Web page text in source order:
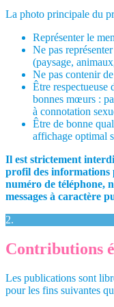
La photo principale du
Représenter le
Ne pas
(paysage,
Ne pas contenir
Être respectueuse
bonnes mœurs :
à connotation
Être de bonne
affichage optimal
Il est strictement
profil des informations
numéro de téléphone,
messages à caractère
2.
Contributions
Les publications sont
pour les fins suivantes